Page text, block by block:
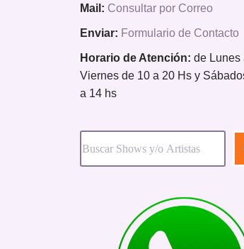
Mail: Consultar por Correo
Enviar: Formulario de Contacto
Horario de Atención: de Lunes
Viernes de 10 a 20 Hs y
a 14 hs